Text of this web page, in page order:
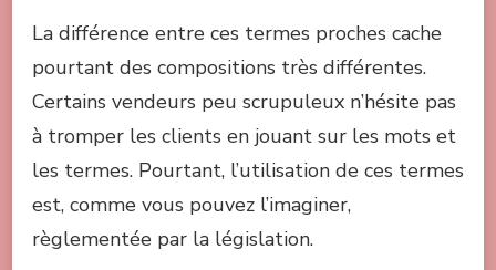
La différence entre ces termes proches cache
pourtant des compositions très différentes.
Certains vendeurs peu scrupuleux n’hésite pas
à tromper les clients en jouant sur les mots et
les termes. Pourtant, l’utilisation de ces termes
est, comme vous pouvez l’imaginer,
règlementée par la législation.